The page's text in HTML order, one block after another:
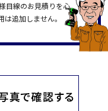
目線のお見積りを心
追加しません。